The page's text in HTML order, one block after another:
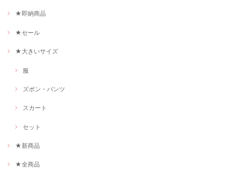
★即納商品
★セール
★大きいサイズ
服
ズボン・パンツ
スカート
セット
★新商品
★全商品